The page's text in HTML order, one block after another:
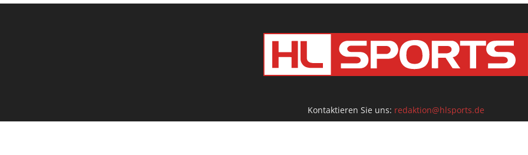
Kontaktieren Sie uns: redaktion@hlsports.de